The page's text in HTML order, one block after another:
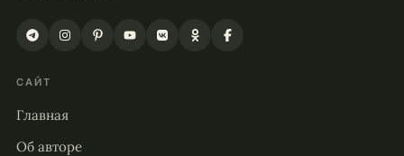
САЙТ
Главная
Об авторе